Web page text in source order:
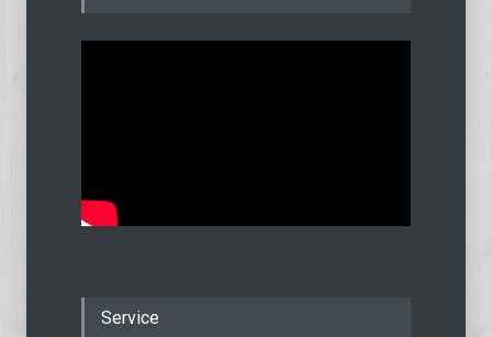
Service